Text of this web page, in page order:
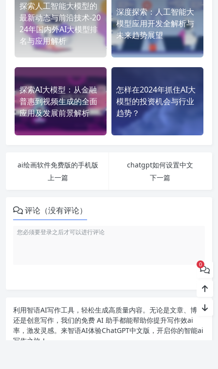
探索人工智能大模型的
最新动态与前沿技术-20
24年国内外AI大模型排
名与应用解析
深度探索：人工智能大
模型应用开发全解析与
未来趋势展望
探索AI大模型：从金融
普惠到视频生成的全面
应用及发展前景解析
怎样在2024年抓住AI大
模型的投资机会与行业
趋势？
ai绘画软件免费版的手机版
上一篇
chatgpt如何设置中文
下一篇
评论（没有评论）
利用智语AI写作工具，轻松生成高质量内容。无论是文章、博客
还是创意写作，我们的免费 AI 助手都能帮助你提升写作效ai
率，激发灵感。来智语AI体验ChatGPT中文版 ，开启你的智能ai
写作之旅！
0